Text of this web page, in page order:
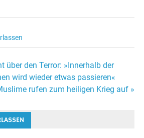
über den Terror: »Innerhalb der
wird wieder etwas passieren«
rufen zum heiligen Krieg auf »